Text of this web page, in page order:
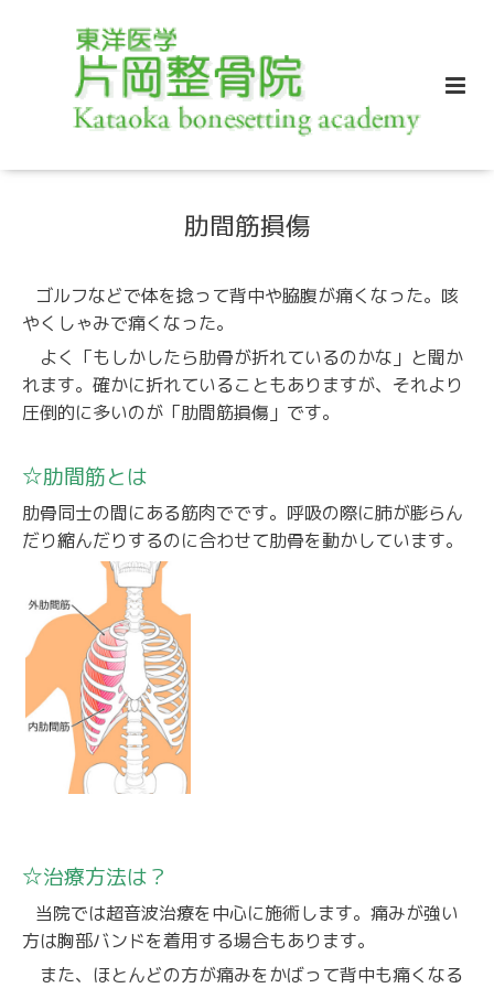
肋間筋損傷
ゴルフなどで体を捻って背中や脇腹が痛くなった。咳
やくしゃみで痛くなった。
よく「もしかしたら肋骨が折れているのかな」と聞か
れます。確かに折れていることもありますが、それより
圧倒的に多いのが「肋間筋損傷」です。
☆肋間筋とは
肋骨同士の間にある筋肉でです。呼吸の際に肺が膨らん
だり縮んだりするのに合わせて肋骨を動かしています。
☆治療方法は？
当院では超音波治療を中心に施術します。痛みが強い
方は胸部バンドを着用する場合もあります。
また、ほとんどの方が痛みをかばって背中も痛くなる